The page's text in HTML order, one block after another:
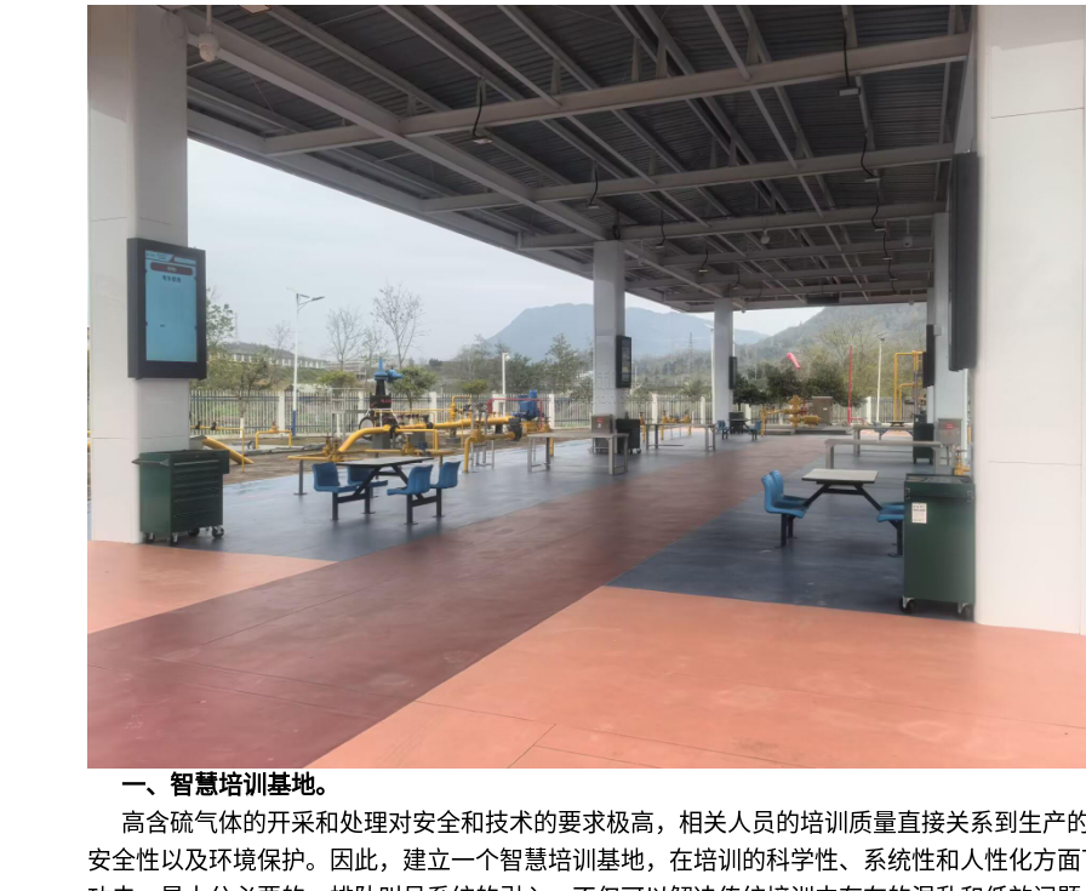
一、 智慧培训基地。
高含硫气体的开采和处理对安全和技术的要求极高，相关人员的培训质量直接关系到生产
安全性以及环境保护。因此，建立一个智慧培训基地，在培训的科学性、系统性和人性化方面